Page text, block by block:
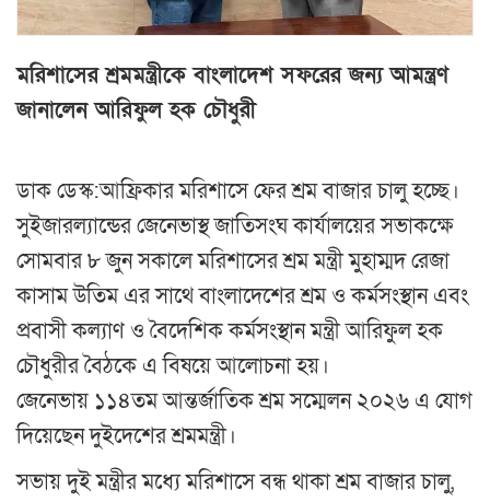
মরিশাসের শ্রমমন্ত্রীকে বাংলাদেশ সফরের জন্য আমন্ত্রণ
জানালেন আরিফুল হক চৌধুরী
ডাক ডেস্ক:আফ্রিকার মরিশাসে ফের শ্রম বাজার চালু হচ্ছে।
সুইজার‌ল্যান্ডের জেনেভাস্থ জাতিসংঘ কার্যালয়ের সভাকক্ষে
সোমবার ৮ জুন সকালে মরিশাসের শ্রম মন্ত্রী মুহাম্মদ রেজা
কাসাম উতিম এর সাথে বাংলাদেশের শ্রম ও কর্মসংস্থান এবং
প্রবাসী কল্যাণ ও বৈদেশিক কর্মসংস্থান মন্ত্রী আরিফুল হক
চৌধুরীর বৈঠকে এ বিষয়ে আলোচনা হয়।
জেনেভায় ১১৪তম আন্তর্জাতিক শ্রম সম্মেলন ২০২৬ এ যোগ
দিয়েছেন দুইদেশের শ্রমমন্ত্রী।
সভায় দুই মন্ত্রীর মধ্যে মরিশাসে বন্ধ থাকা শ্রম বাজার চালু,